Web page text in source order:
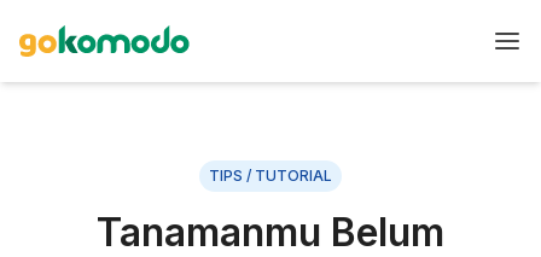
TIPS / TUTORIAL
Tanamanmu Belum